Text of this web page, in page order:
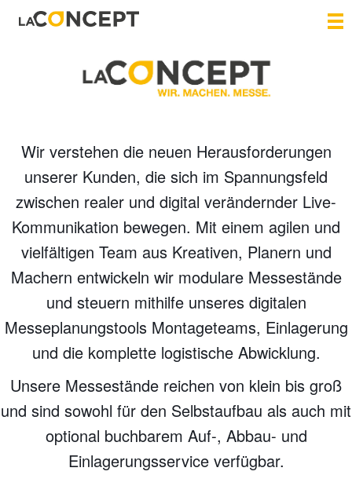
Wir verstehen die neuen Herausforderungen
unserer Kunden, die sich im Spannungsfeld
zwischen realer und digital verändernder Live-
Kommunikation bewegen. Mit einem agilen und
vielfältigen Team aus Kreativen, Planern und
Machern entwickeln wir modulare Messestände
und steuern mithilfe unseres digitalen
Messeplanungstools Montageteams, Einlagerung
und die komplette logistische Abwicklung.
Unsere Messestände reichen von klein bis groß
und sind sowohl für den Selbstaufbau als auch mit
optional buchbarem Auf-, Abbau- und
Einlagerungsservice verfügbar.